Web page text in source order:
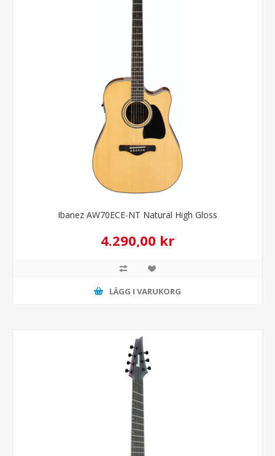
Ibanez AW70ECE-NT Natural High Gloss
4.290,00 kr
LÄGG I VARUKORG